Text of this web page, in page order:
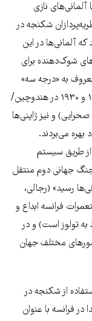
نازی
شکنجه در
آلمانی‌ها در این
شوک‌دهنده برای
به «درجه سه»
بودند، استفاده می‌کرد. فرانسوی‌ها در دهه‌های ۱۹۲۰ و ۱۹۳۰ در هندوچین/
و نیز ژاپنی‌ها
بهره می‌بردند.
طریق سیستم
جنگ جهانی دوم منتقل
رسید» (رجالی،
فرانسه ابداع و
تولوز است) و در
مختلف جهان
از شکنجه در
فرانسه با عنوان